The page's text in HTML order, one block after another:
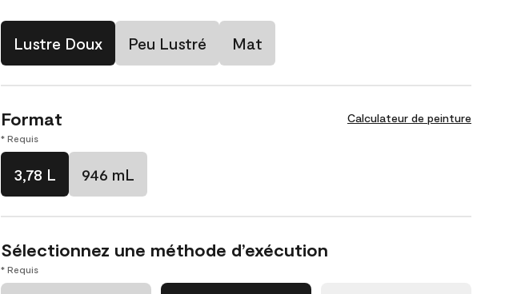
Lustre Doux Peu Lustré Mat
Format Calculateur de peinture
* Requis
3,78 L 946 mL
Sélectionnez une méthode d’exécution
* Requis